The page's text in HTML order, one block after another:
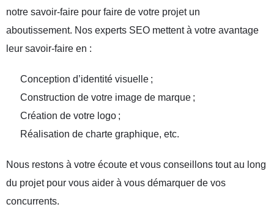
notre savoir-faire pour faire de votre projet un
aboutissement. Nos experts SEO mettent à votre avantage
leur savoir-faire en :
Conception d’identité visuelle ;
Construction de votre image de marque ;
Création de votre logo ;
Réalisation de charte graphique, etc.
Nous restons à votre écoute et vous conseillons tout au long
du projet pour vous aider à vous démarquer de vos
concurrents.